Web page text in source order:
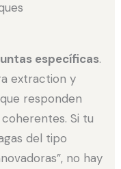
específicas.
extraction y
responden
Si tu
del tipo
no hay